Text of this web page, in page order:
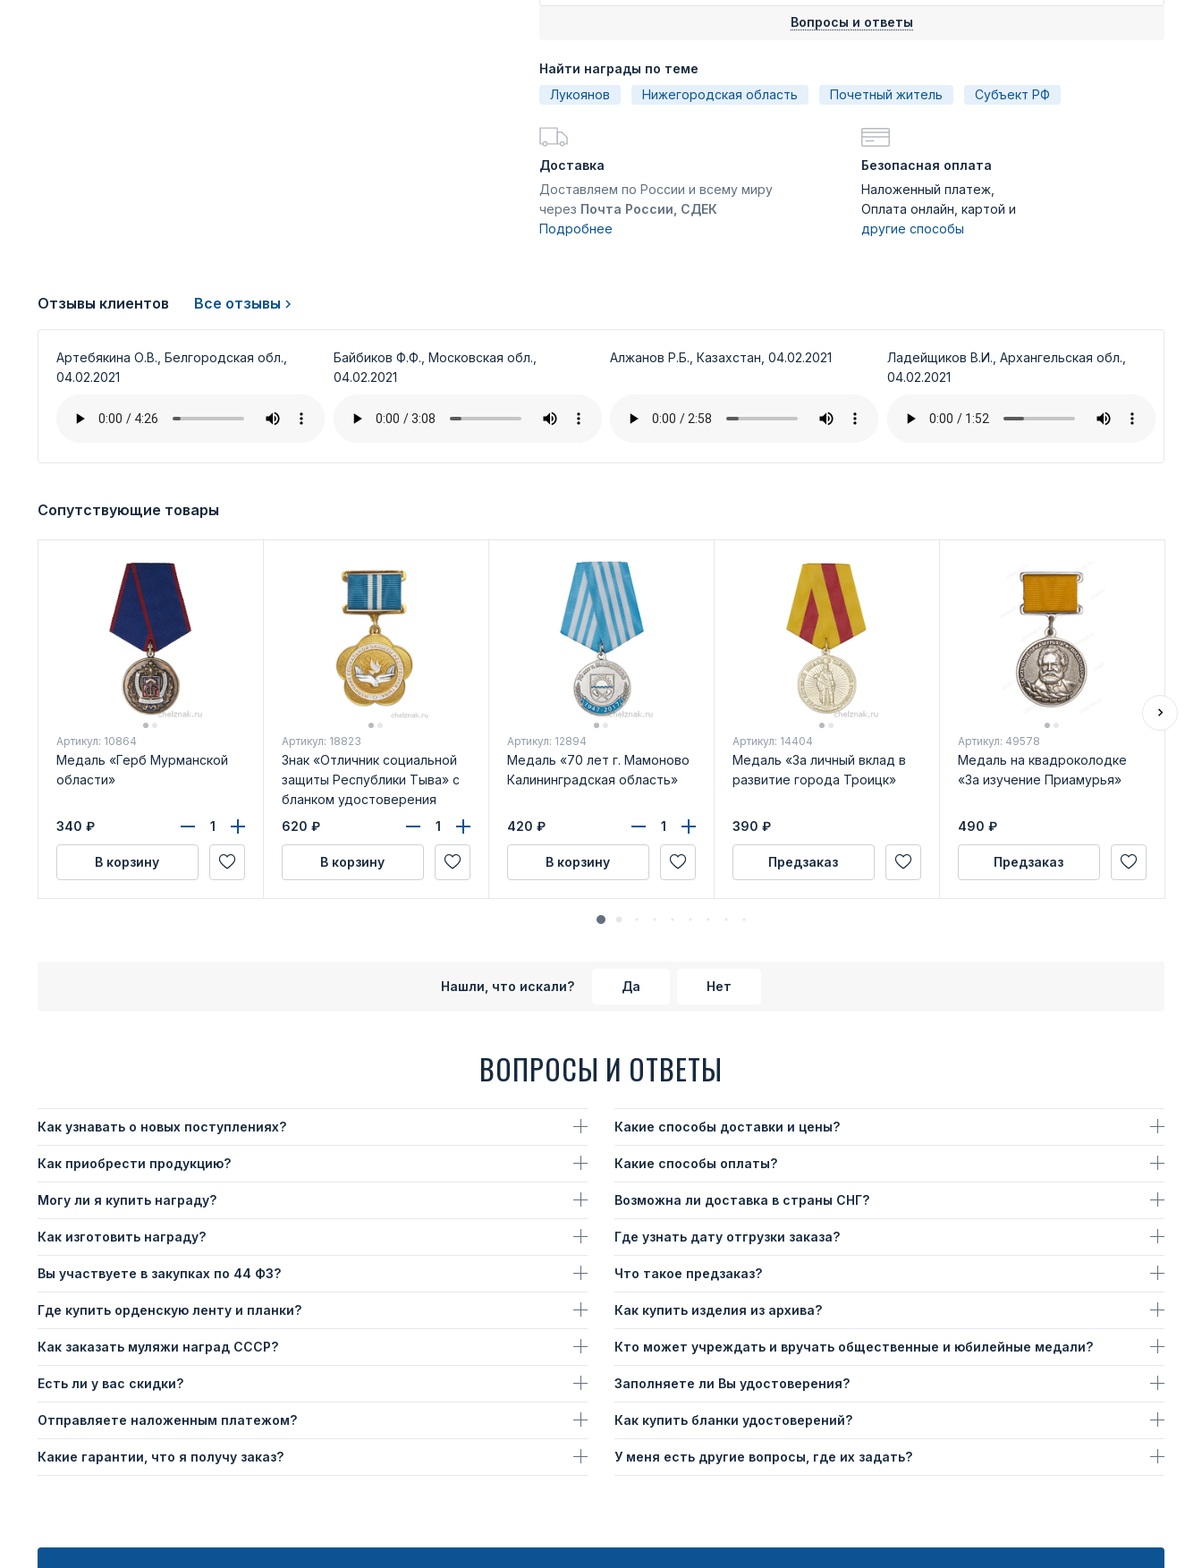
Вопросы и ответы
Найти награды по теме
Лукоянов
Нижегородская область Почетный житель Субъект РФ
Доставка
Доставляем по России и всему миру
через Почта России, СДЕК
Подробнее
Безопасная оплата
Наложенный платеж,
Оплата онлайн, картой и
другие способы
Отзывы клиентов Все отзывы
Артебякина О.В., Белгородская обл.,
04.02.2021
Байбиков Ф.Ф., Московская обл.,
04.02.2021
Алжанов Р.Б., Казахстан, 04.02.2021
Ладейщиков В.И., Архангельская обл.,
04.02.2021
Сопутствующие товары
Артикул: 10864
Медаль «Герб Мурманской
области»
340 ₽
В корзину
Артикул: 18823
Знак «Отличник социальной
защиты Республики Тыва» с
бланком удостоверения
620 ₽
В корзину
Артикул: 12894
Медаль «70 лет г. Мамоново
Калининградская область»
420 ₽
В корзину
Артикул: 14404
Медаль «За личный вклад в
развитие города Троицк»
390 ₽
Предзаказ
Артикул: 49578
Медаль на квадроколодке
«За изучение Приамурья»
490 ₽
Предзаказ
Нашли, что искали? Да Нет
ВОПРОСЫ И ОТВЕТЫ
Как узнавать о новых поступлениях?
Как приобрести продукцию?
Могу ли я купить награду?
Как изготовить награду?
Вы участвуете в закупках по 44 ФЗ?
Где купить орденскую ленту и планки?
Как заказать муляжи наград СССР?
Есть ли у вас скидки?
Отправляете наложенным платежом?
Какие гарантии, что я получу заказ?
Какие способы доставки и цены?
Какие способы оплаты?
Возможна ли доставка в страны СНГ?
Где узнать дату отгрузки заказа?
Что такое предзаказ?
Как купить изделия из архива?
Кто может учреждать и вручать общественные и юбилейные медали?
Заполняете ли Вы удостоверения?
Как купить бланки удостоверений?
У меня есть другие вопросы, где их задать?